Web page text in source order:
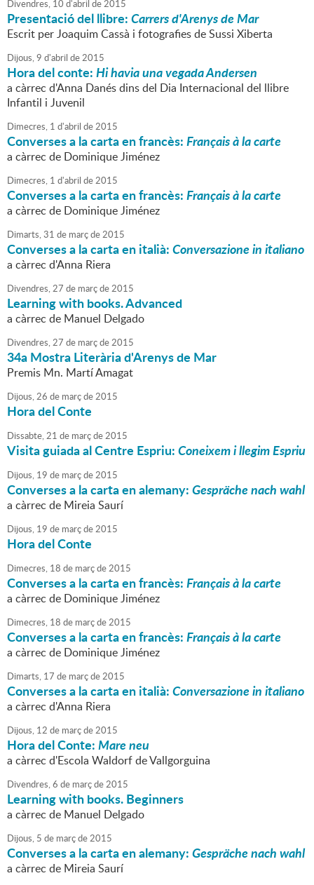
Divendres, 10 d'abril de2015
Presentació del llibre:Carrers d'Arenys de Mar
Escrit per Joaquim Cassà i fotografies de Sussi Xiberta
Dijous,9 d'abril de2015
Hora del conte:Hi havia una vegada Andersen
a càrrec d'Anna Danés dins del Dia Internacional del llibre
Infantil i Juvenil
Dimecres, 1 d'abril de2015
Converses a la carta en francès:Français à la carte
a càrrec de Dominique Jiménez
Dimecres, 1 d'abril de2015
Converses a la carta en francès:Français à la carte
a càrrec de Dominique Jiménez
Dimarts,31 de marçde2015
Converses a la carta en italià:Conversazione in italiano
a càrrec d'Anna Riera
Divendres,27 de marçde2015
Learning with books. Advanced
a càrrec de Manuel Delgado
Divendres,27 de marçde2015
34a Mostra Literària d'Arenys de Mar
Premis Mn. Martí Amagat
Dijous,26 de marçde2015
Hora del Conte
Dissabte,21 de marçde2015
Visita guiada al Centre Espriu:Coneixem i llegim Espriu
Dijous, 19 de marçde2015
Converses a la carta en alemany:Gespräche nach wahl
a càrrec de Mireia Saurí
Dijous, 19 de marçde2015
Hora del Conte
Dimecres, 18 de marçde2015
Converses a la carta en francès:Français à la carte
a càrrec de Dominique Jiménez
Dimecres, 18 de marçde2015
Converses a la carta en francès:Français à la carte
a càrrec de Dominique Jiménez
Dimarts, 17 de marçde2015
Converses a la carta en italià:Conversazione in italiano
a càrrec d'Anna Riera
Dijous, 12 de marçde2015
Hora del Conte:Mare neu
a càrrec d'Escola Waldorf de Vallgorguina
Divendres,6 de marçde2015
Learning with books. Beginners
a càrrec de Manuel Delgado
Dijous, 5 de marçde2015
Converses a la carta en alemany:Gespräche nach wahl
a càrrec de Mireia Saurí